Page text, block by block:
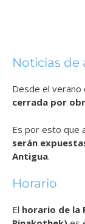
Noticias de
Desde el
cerrada por
Es por esto que
serán
Antigua.
Horario
El horario de la